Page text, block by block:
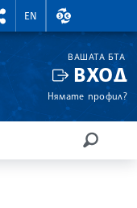
RIGHTMENU.SOCIAL
EN
ВАЛУТНИ
ВАШАТА БТА
ВХОД
Нямате профил?